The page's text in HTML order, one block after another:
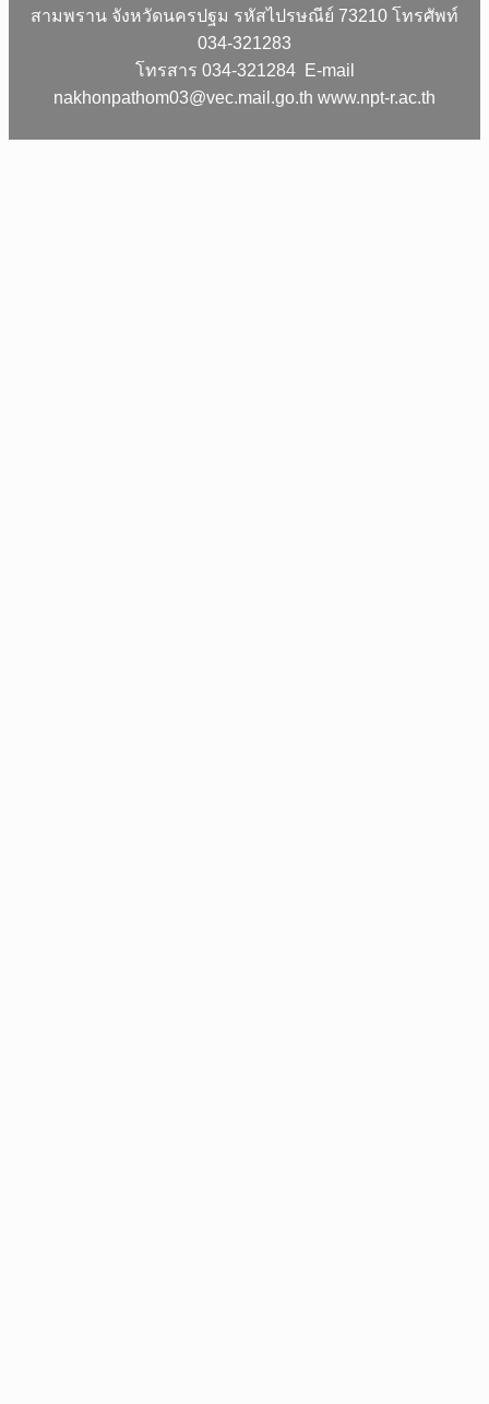
สามพราน จังหวัดนครปฐม รหัสไปรษณีย์ 73210 โทรศัพท์
034-321283
โทรสาร 034-321284 E-mail
nakhonpathom03@vec.mail.go.th www.npt-r.ac.th